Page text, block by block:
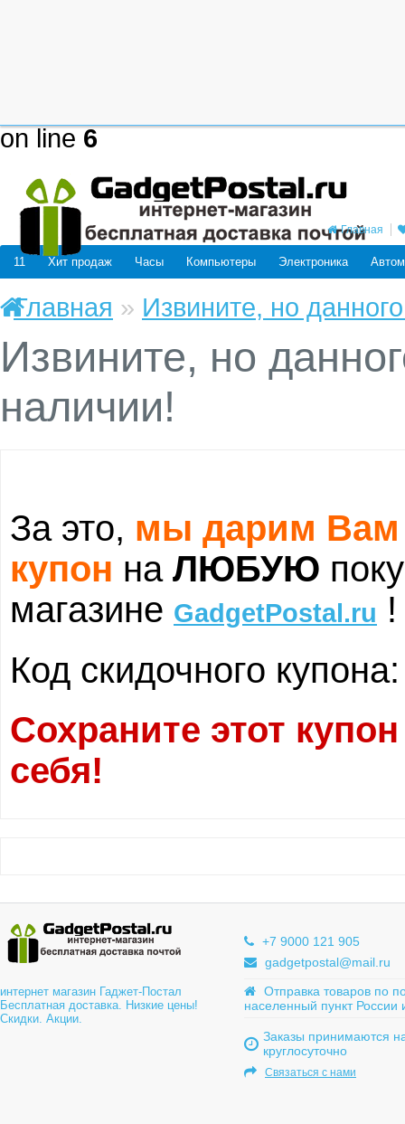
on line6
Главная
11 Хит продаж Часы Компьютеры Электроника
Главная » Извините, но
Извините, но
наличии!
За это, мы дарим Вам
купон на ЛЮБУЮ
магазине GadgetPostal.ru !
Код скидочного
Сохраните этот
себя!
интернет магазин Гаджет-Постал
Бесплатная доставка. Низкие цены!
Скидки. Акции.
+7 9000 121 905
gadgetpostal@mail.ru
Отправка товаров по
населенный пункт России
Заказы принимаются
круглосуточно
Связаться с нами